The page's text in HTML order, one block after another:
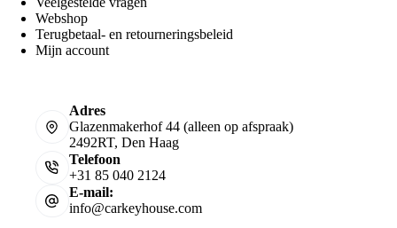
Webshop
Terugbetaal- en retourneringsbeleid
Mijn account
Adres
Glazenmakerhof 44 (alleen op afspraak)
2492RT, Den Haag
Telefoon
+31 85 040 2124
E-mail:
info@carkeyhouse.com